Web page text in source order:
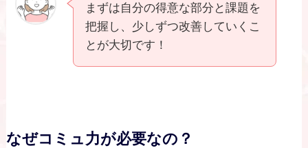
まずは自分の得意な部分と課題を
把握し、少しずつ改善していくこ
とが大切です！
なぜコミュ力が必要なの？